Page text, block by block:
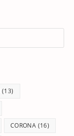
(13)
CORONA (16)